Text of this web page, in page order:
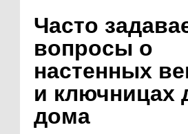
Часто
вопросы о
настенных
и ключницах
дома